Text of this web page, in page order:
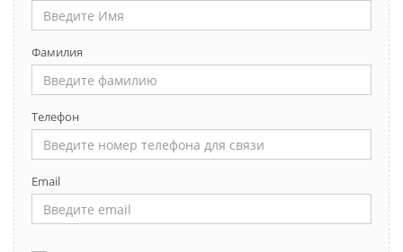
Фамилия
Телефон
Email